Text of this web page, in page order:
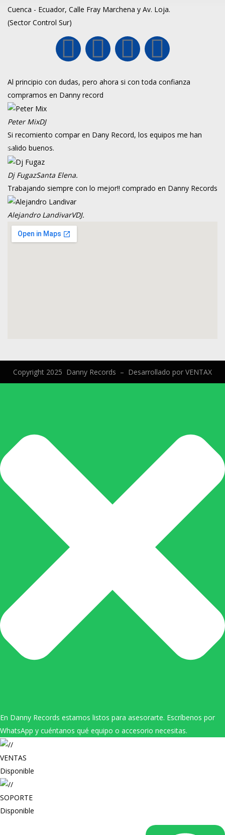
Cuenca - Ecuador, Calle Fray Marchena y Av. Loja.
(Sector Control Sur)
Al principio con dudas, pero ahora si con toda confianza
compramos en Danny record
Peter MixDJ
Si recomiento compar en Dany Record, los equipos me han
salido buenos.
Dj FugazSanta Elena.
Trabajando siempre con lo mejor!! comprado en Danny Records
Alejandro LandivarVDJ.
Copyright 2025 Danny Records – Desarrollado por VENTAX
En Danny Records estamos listos para asesorarte. Escríbenos por
WhatsApp y cuéntanos qué equipo o accesorio necesitas.
VENTAS
Disponible
SOPORTE
Disponible